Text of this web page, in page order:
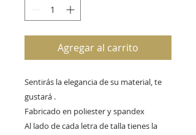
Agregar al carrito
Sentirás la elegancia de su material, te
gustará .
Fabricado en poliester y spandex
Al lado de cada letra de talla tienes la